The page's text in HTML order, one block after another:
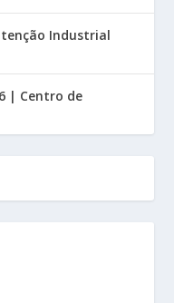
Industrial
| Centro de